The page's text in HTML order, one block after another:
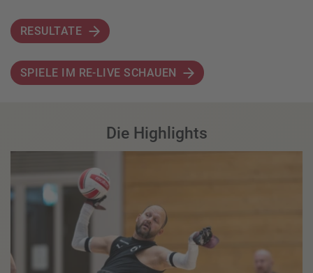
RESULTATE
SPIELE IM RE-LIVE SCHAUEN
Die Highlights